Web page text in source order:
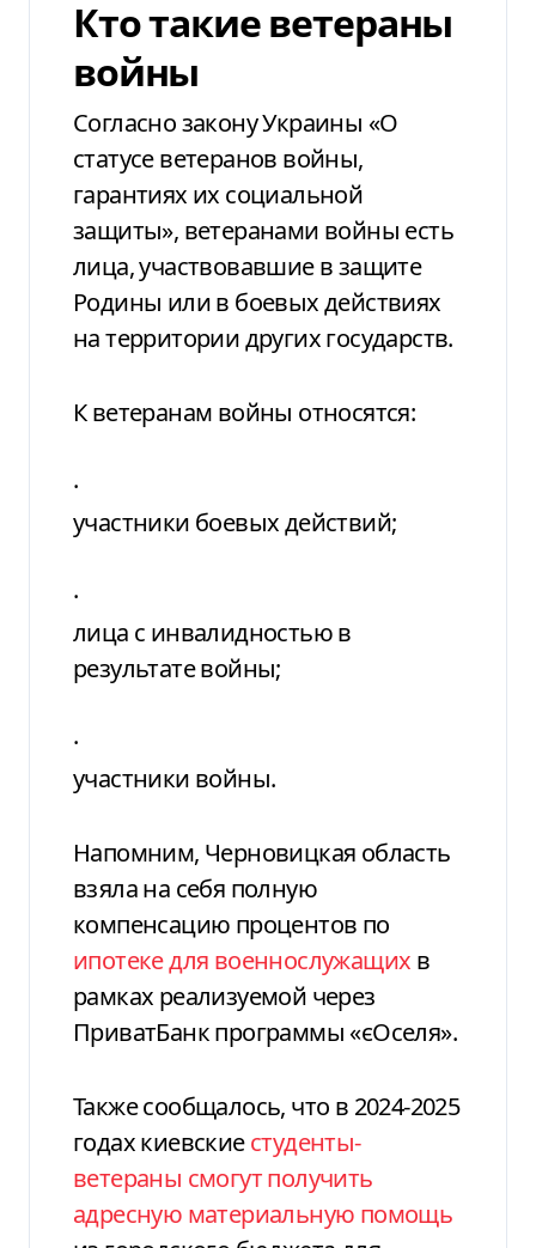
Кто такие ветераны
войны
СогласнозаконуУкраины «О
статусе ветеранов войны,
гарантиях их социальной
защиты», ветеранами войны есть
лица, участвовавшие в защите
Родины или в боевых действиях
на территории других государств.
К ветеранам войны относятся:
·
участники боевых действий;
·
лица с инвалидностью в
результате войны;
·
участники войны.
Напомним, Черновицкая область
взяла на себя полную
компенсацию процентов по
ипотеке для военнослужащих в
рамках реализуемой через
ПриватБанк программы «єОселя».
Также сообщалось, что в 2024-2025
годах киевскиестуденты-
ветераны смогут получить
адресную материальную помощь